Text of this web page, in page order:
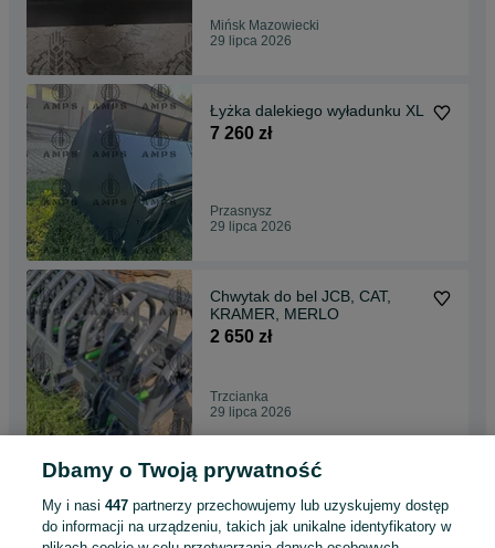
Mińsk Mazowiecki
29 lipca 2026
Łyżka dalekiego wyładunku XL
7 260 zł
Przasnysz
29 lipca 2026
Chwytak do bel JCB, CAT,
KRAMER, MERLO
2 650 zł
Trzcianka
29 lipca 2026
Pług strzałkowy/ EURO+TUZ
8 100 zł
Dbamy o Twoją prywatność
My i nasi447 partnerzy przechowujemy lub uzyskujemy dostęp
do informacji na urządzeniu, takich jak unikalne identyfikatory w